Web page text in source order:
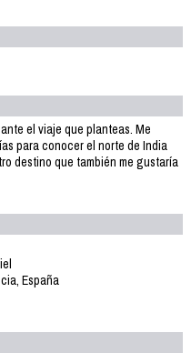
el viaje que planteas. Me
para conocer el norte de India
destino que también me gustaría
España